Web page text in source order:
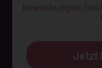
Jetzt